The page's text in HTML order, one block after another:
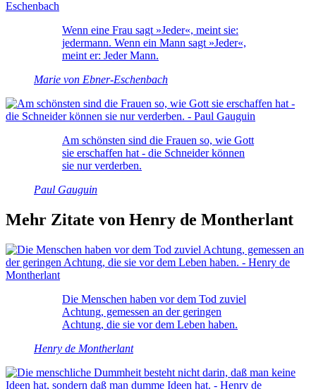
Wenn eine Frau sagt »Jeder«, meint sie:
jedermann. Wenn ein Mann sagt »Jeder«,
meint er: Jeder Mann.
Marie von Ebner-Eschenbach
Am schönsten sind die Frauen so, wie Gott
sie erschaffen hat - die Schneider können
sie nur verderben.
Paul Gauguin
Mehr Zitate von Henry de Montherlant
Die Menschen haben vor dem Tod zuviel
Achtung, gemessen an der geringen
Achtung, die sie vor dem Leben haben.
Henry de Montherlant